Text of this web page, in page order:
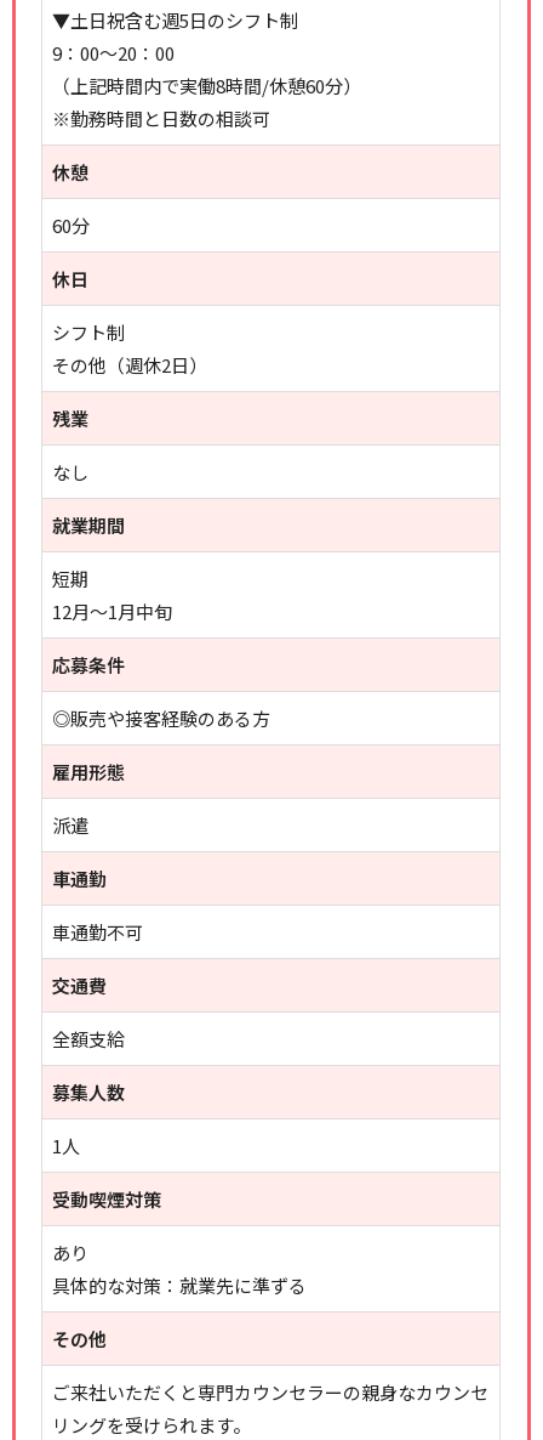
▼土日祝含む週5日のシフト制
9：00～20：00
（上記時間内で実働8時間/休憩60分）
※勤務時間と日数の相談可
休憩
60分
休日
シフト制
その他（週休2日）
残業
なし
就業期間
短期
12月～1月中旬
応募条件
◎販売や接客経験のある方
雇用形態
派遣
車通勤
車通勤不可
交通費
全額支給
募集人数
1人
受動喫煙対策
あり
具体的な対策：就業先に準ずる
その他
ご来社いただくと専門カウンセラーの親身なカウンセ
リングを受けられます。